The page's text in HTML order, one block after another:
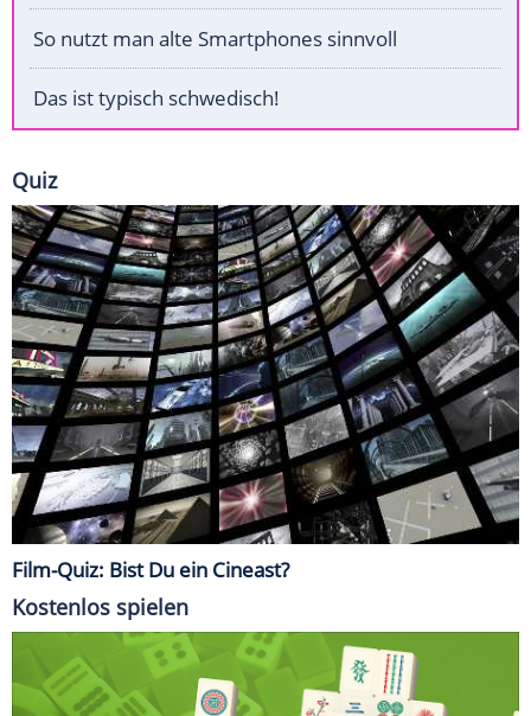
So nutzt man alte Smartphones sinnvoll
Das ist typisch schwedisch!
Quiz
Film-Quiz: Bist Du ein Cineast?
Kostenlos spielen